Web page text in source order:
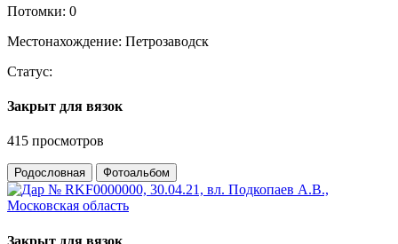
Потомки: 0
Местонахождение: Петрозаводск
Статус:
Закрыт для вязок
415 просмотров
Родословная Фотоальбом
Закрыт для вязок